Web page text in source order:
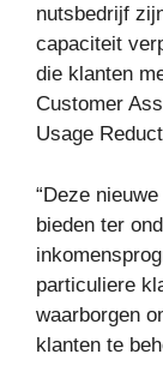
nutsbedrijf
capaciteit
die klanten
Customer
Usage
“Deze
bieden ter
particuliere
waarborgen
klanten te